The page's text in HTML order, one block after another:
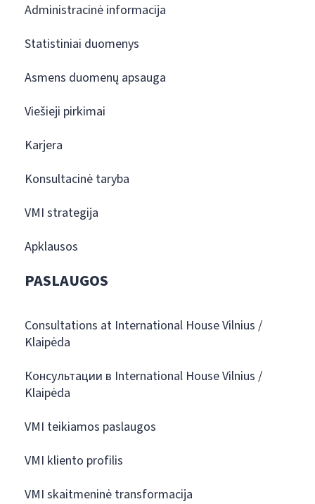
Administracinė informacija
Statistiniai duomenys
Asmens duomenų apsauga
Viešieji pirkimai
Karjera
Konsultacinė taryba
VMI strategija
Apklausos
PASLAUGOS
Consultations at International House Vilnius /
Klaipėda
Консультации в International House Vilnius /
Klaipėda
VMI teikiamos paslaugos
VMI kliento profilis
VMI skaitmeninė transformacija